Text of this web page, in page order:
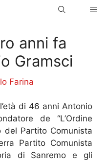
anni fa
Gramsci
Farina
di 46 anni Antonio
de “L’Ordine
del Partito Comunista
Partito Comunista
di Sanremo e gli